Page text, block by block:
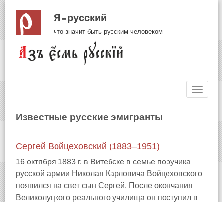
Я русский
что значит быть русским человеком
Известные русские эмигранты
Cергей Войцеховский (1883–1951)
16 октября 1883 г. в Витебске в семье поручика
русской армии Николая Карловича Войцеховского
появился на свет сын Сергей. После окончания
Великолуцкого реального училища он поступил в